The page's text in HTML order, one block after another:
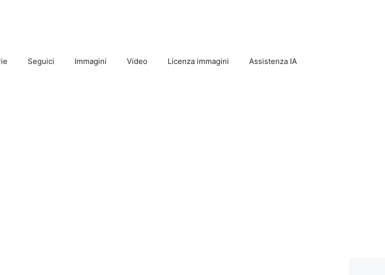
Seguici Immagini Video Licenza immagini Assistenza IA